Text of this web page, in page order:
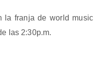
la franja de world music
las 2:30p.m.